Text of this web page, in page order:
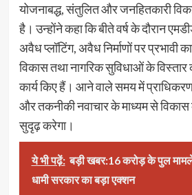
योजनाबद्ध, संतुलित और जनहितकारी
है। उन्होंने कहा कि बीते वर्ष के दौरान
अवैध प्लॉटिंग, अवैध निर्माणों पर प्रभावी
विकास तथा नागरिक सुविधाओं के
कार्य किए हैं। आने वाले समय में प्राधिकरण
और तकनीकी नवाचार के माध्यम से
सुदृढ़ करेगा।
ये भी पढ़ें: बड़ी खबर:16 करोड़ के पुल
धामी सरकार का बड़ा एक्शन